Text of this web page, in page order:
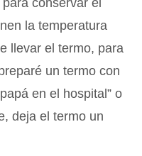
conservar el
la temperatura
llevar el termo, para
un termo con
en el hospital” o
deja el termo un